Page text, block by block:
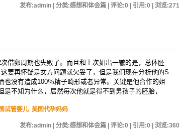
发布:admin | 分类:感想和体会篇 | 评论:0 | 引用:0 | 浏览:271
借卵周期也失败了。而且和上次如出一辙的是，总体胚
要再怀疑是女方问题就欠妥了，但是我们现在分析他的S
没有造成100％精子畸形或者异常。关键是他合作的姐
不知为什么，居然每次他就是得不到男孩子的胚胎，
试管婴儿 美国代孕妈妈
发布:admin | 分类:感想和体会篇 | 评论:0 | 引用:0 | 浏览:360